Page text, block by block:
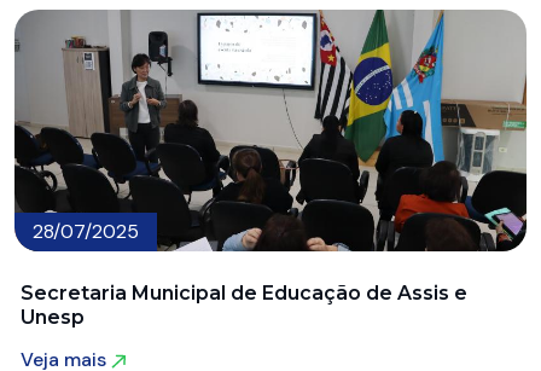
28/07/2025
Secretaria Municipal de Educação de Assis e
Unesp
Veja mais